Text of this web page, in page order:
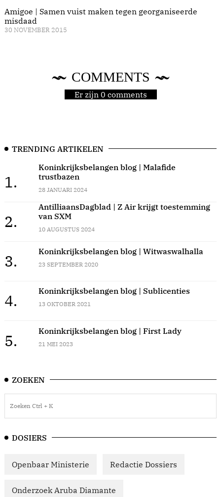
Amigoe | Samen vuist maken tegen georganiseerde
misdaad
30 NOVEMBER 2015
COMMENTS
Er zijn 0 comments
TRENDING ARTIKELEN
1.
Koninkrijksbelangen blog | Malafide
trustbazen
28 JANUARI 2024
2.
AntilliaansDagblad | Z Air krijgt toestemming
van SXM
10 AUGUSTUS 2024
3.
Koninkrijksbelangen blog | Witwaswalhalla
23 SEPTEMBER 2020
4.
Koninkrijksbelangen blog | Sublicenties
13 OKTOBER 2021
5.
Koninkrijksbelangen blog | First Lady
21 MEI 2023
ZOEKEN
DOSIERS
Openbaar Ministerie Redactie Dossiers
Onderzoek Aruba Diamante